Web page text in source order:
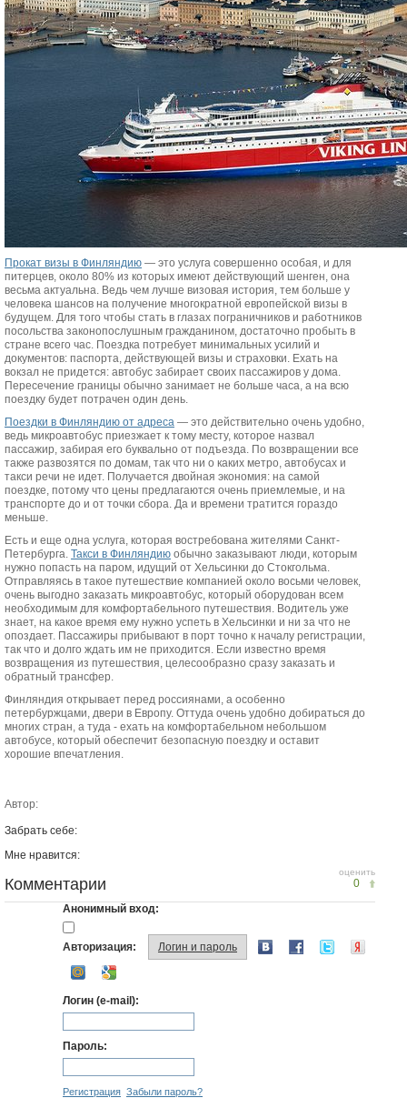
Прокат визы в Финляндию — это услуга совершенно особая, и для
питерцев, около 80% из которых имеют действующий шенген, она
весьма актуальна. Ведь чем лучше визовая история, тем больше у
человека шансов на получение многократной европейской визы в
будущем. Для того чтобы стать в глазах пограничников и работников
посольства законопослушным гражданином, достаточно пробыть в
стране всего час. Поездка потребует минимальных усилий и
документов: паспорта, действующей визы и страховки. Ехать на
вокзал не придется: автобус забирает своих пассажиров у дома.
Пересечение границы обычно занимает не больше часа, а на всю
поездку будет потрачен один день.
Поездки в Финляндию от адреса — это действительно очень удобно,
ведь микроавтобус приезжает к тому месту, которое назвал
пассажир, забирая его буквально от подъезда. По возвращении все
также развозятся по домам, так что ни о каких метро, автобусах и
такси речи не идет. Получается двойная экономия: на самой
поездке, потому что цены предлагаются очень приемлемые, и на
транспорте до и от точки сбора. Да и времени тратится гораздо
меньше.
Есть и еще одна услуга, которая востребована жителями Санкт-
Петербурга. Такси в Финляндию обычно заказывают люди, которым
нужно попасть на паром, идущий от Хельсинки до Стокгольма.
Отправляясь в такое путешествие компанией около восьми человек,
очень выгодно заказать микроавтобус, который оборудован всем
необходимым для комфортабельного путешествия. Водитель уже
знает, на какое время ему нужно успеть в Хельсинки и ни за что не
опоздает. Пассажиры прибывают в порт точно к началу регистрации,
так что и долго ждать им не приходится. Если известно время
возвращения из путешествия, целесообразно сразу заказать и
обратный трансфер.
Финляндия открывает перед россиянами, а особенно
петербуржцами, двери в Европу. Оттуда очень удобно добираться до
многих стран, а туда - ехать на комфортабельном небольшом
автобусе, который обеспечит безопасную поездку и оставит
хорошие впечатления.
Автор:
Забрать себе:
Мне нравится:
оценить
0
Комментарии
Анонимный вход:
Авторизация: Логин и пароль
Логин (e-mail):
Пароль:
Регистрация Забыли пароль?